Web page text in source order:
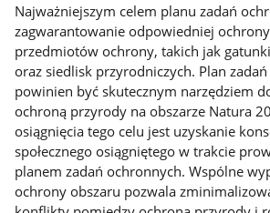
Najważniejszym celem planu zadań
zagwarantowanie odpowiedniej
przedmiotów ochrony, takich jak
oraz siedlisk przyrodniczych. Plan
powinien być skutecznym narzędziem
ochroną przyrody na obszarze Natura
osiągnięcia tego celu jest uzyskanie
społecznego osiągniętego w trakcie
planem zadań ochronnych. Wspólne
ochrony obszaru pozwala